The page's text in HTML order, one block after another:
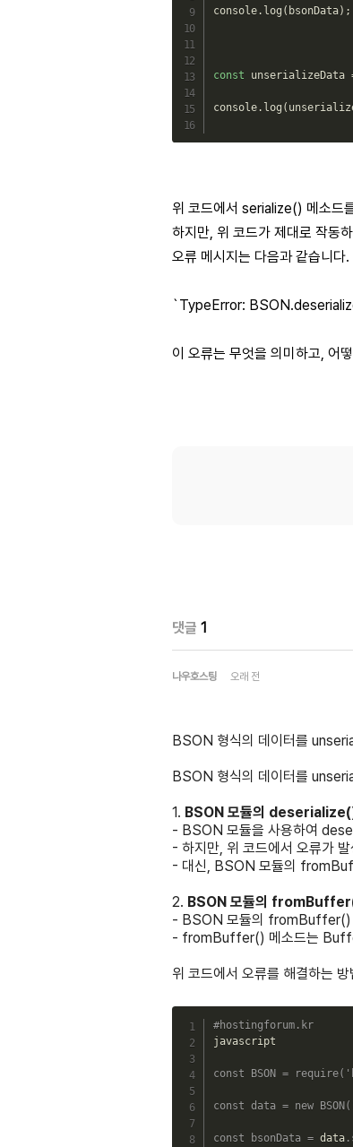
console. log ( bsonData) ;
const unserializeData
console. log (
위 코드에서 serialize() 메소드
하지만, 위 코드가 제대로 작동
오류 메시지는 다음과 같습니다.
`TypeError:
이 오류는 무엇을 의미하고, 어
댓글 1
나우호스팅 오래 전
BSON 형식의 데이터를
BSON 형식의 데이터를
1. BSON 모듈의
- BSON 모듈을 사용하여
- 하지만, 위 코드에서 오류가
- 대신, BSON 모듈의
2. BSON 모듈의
- BSON 모듈의 fromBuffer()
- fromBuffer() 메소드는
위 코드에서 오류를 해결하는
#hostingforum.kr
javascript
const BSON = require(
const data = new BSON (
const bsonData = data.